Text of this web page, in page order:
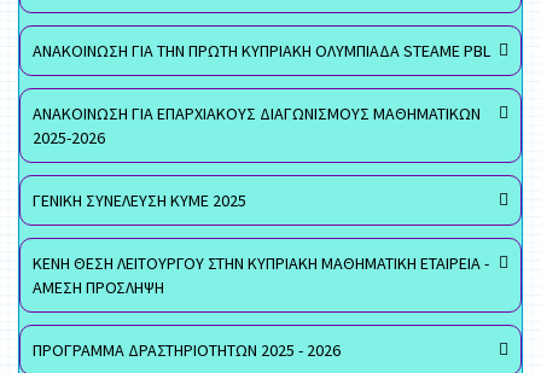
ΑΝΑΚΟΙΝΩΣΗ ΓΙΑ ΤΗΝ ΠΡΩΤΗ ΚΥΠΡΙΑΚΗ ΟΛΥΜΠΙΑΔΑ STEAME PBL
ΑΝΑΚΟΙΝΩΣΗ ΓΙΑ ΕΠΑΡΧΙΑΚΟΥΣ ΔΙΑΓΩΝΙΣΜΟΥΣ ΜΑΘΗΜΑΤΙΚΩΝ
2025-2026
ΓΕΝΙΚΗ ΣΥΝΕΛΕΥΣΗ ΚΥΜΕ 2025
ΚΕΝΗ ΘΕΣΗ ΛΕΙΤΟΥΡΓΟΥ ΣΤΗΝ ΚΥΠΡΙΑΚΗ ΜΑΘΗΜΑΤΙΚΗ ΕΤΑΙΡΕΙΑ -
ΑΜΕΣΗ ΠΡΟΣΛΗΨΗ
ΠΡΟΓΡΑΜΜΑ ΔΡΑΣΤΗΡΙΟΤΗΤΩΝ 2025 - 2026